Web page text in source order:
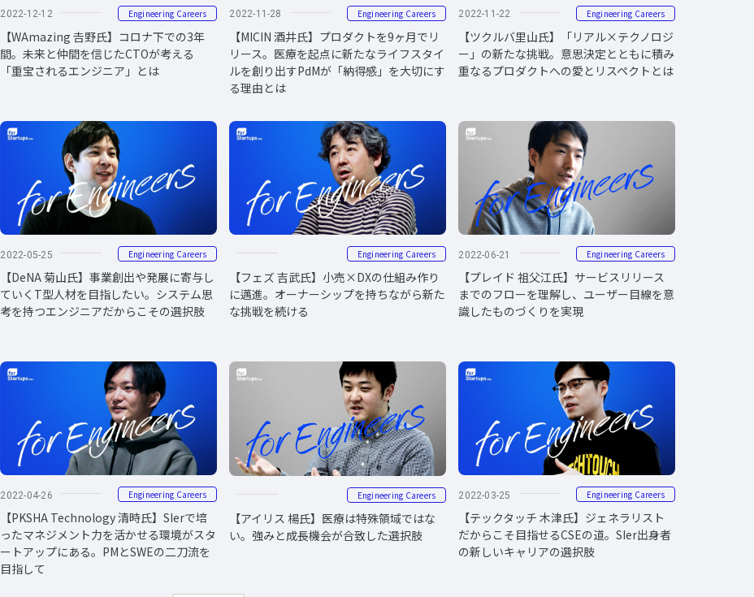
2022-12-12 Engineering Careers
【WAmazing 𠮷野氏】コロナ下での3年
間。未来と仲間を信じたCTOが考える
「重宝されるエンジニア」とは
2022-11-28 Engineering Careers
【MICIN 酒井氏】プロダクトを9ヶ月でリ
リース。医療を起点に新たなライフスタイ
ルを創り出すPdMが「納得感」を大切にす
る理由とは
2022-11-22 Engineering Careers
【ツクルバ里山氏】「リアル×テクノロジ
ー」の新たな挑戦。意思決定とともに積み
重なるプロダクトへの愛とリスペクトとは
2022-05-25 Engineering Careers
【DeNA 菊山氏】事業創出や発展に寄与し
ていくT型人材を目指したい。システム思
考を持つエンジニアだからこその選択肢
Engineering Careers
【フェズ 吉武氏】小売×DXの仕組み作り
に邁進。オーナーシップを持ちながら新た
な挑戦を続ける
2022-06-21 Engineering Careers
【プレイド 祖父江氏】サービスリリース
までのフローを理解し、ユーザー目線を意
識したものづくりを実現
2022-04-26 Engineering Careers
【PKSHA Technology 清時氏】SIerで培
ったマネジメント力を活かせる環境がスタ
ートアップにある。PMとSWEの二刀流を
目指して
Engineering Careers
【アイリス 楊氏】医療は特殊領域ではな
い。強みと成長機会が合致した選択肢
2022-03-25 Engineering Careers
【テックタッチ 木津氏】ジェネラリスト
だからこそ目指せるCSEの道。SIer出身者
の新しいキャリアの選択肢